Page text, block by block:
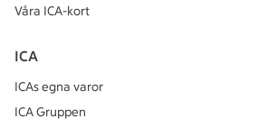
Våra ICA-kort
ICA
ICAs egna varor
ICA Gruppen